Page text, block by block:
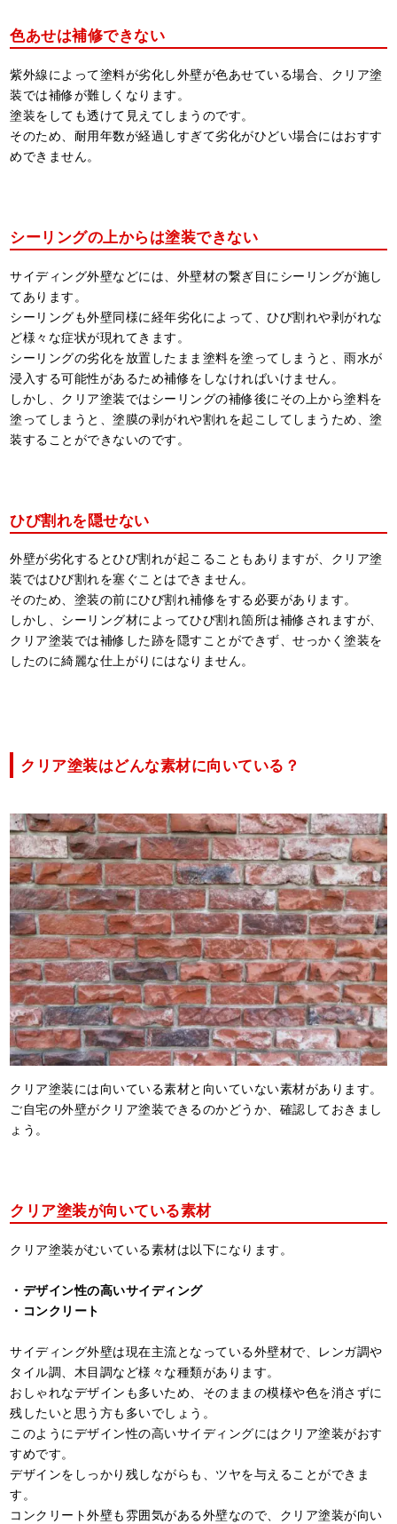
色あせは補修できない
紫外線によって塗料が劣化し外壁が色あせている場合、クリア塗
装では補修が難しくなります。
塗装をしても透けて見えてしまうのです。
そのため、耐用年数が経過しすぎて劣化がひどい場合にはおすす
めできません。
シーリングの上からは塗装できない
サイディング外壁などには、外壁材の繋ぎ目にシーリングが施し
てあります。
シーリングも外壁同様に経年劣化によって、ひび割れや剥がれな
ど様々な症状が現れてきます。
シーリングの劣化を放置したまま塗料を塗ってしまうと、雨水が
浸入する可能性があるため補修をしなければいけません。
しかし、クリア塗装ではシーリングの補修後にその上から塗料を
塗ってしまうと、塗膜の剥がれや割れを起こしてしまうため、塗
装することができないのです。
ひび割れを隠せない
外壁が劣化するとひび割れが起こることもありますが、クリア塗
装ではひび割れを塞ぐことはできません。
そのため、塗装の前にひび割れ補修をする必要があります。
しかし、シーリング材によってひび割れ箇所は補修されますが、
クリア塗装では補修した跡を隠すことができず、せっかく塗装を
したのに綺麗な仕上がりにはなりません。
クリア塗装はどんな素材に向いている？
クリア塗装には向いている素材と向いていない素材があります。
ご自宅の外壁がクリア塗装できるのかどうか、確認しておきまし
ょう。
クリア塗装が向いている素材
クリア塗装がむいている素材は以下になります。
・デザイン性の高いサイディング
・コンクリート
サイディング外壁は現在主流となっている外壁材で、レンガ調や
タイル調、木目調など様々な種類があります。
おしゃれなデザインも多いため、そのままの模様や色を消さずに
残したいと思う方も多いでしょう。
このようにデザイン性の高いサイディングにはクリア塗装がおす
すめです。
デザインをしっかり残しながらも、ツヤを与えることができま
す。
コンクリート外壁も雰囲気がある外壁なので、クリア塗装が向い